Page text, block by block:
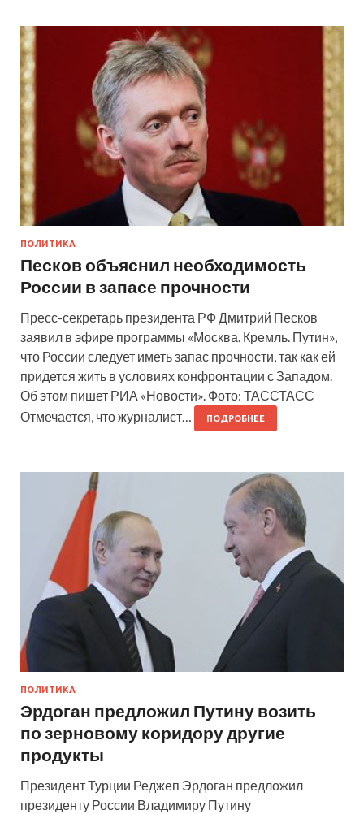
ПОЛИТИКА
Песков объяснил необходимость
России в запасе прочности
Пресс-секретарь президента РФ Дмитрий Песков
заявил в эфире программы «Москва. Кремль. Путин»,
что России следует иметь запас прочности, так как ей
придется жить в условиях конфронтации с Западом.
Об этом пишет РИА «Новости». Фото: ТАССТАСС
Отмечается, что журналист…
ПОДРОБНЕЕ
ПОЛИТИКА
Эрдоган предложил Путину возить
по зерновому коридору другие
продукты
Президент Турции Реджеп Эрдоган предложил
президенту России Владимиру Путину